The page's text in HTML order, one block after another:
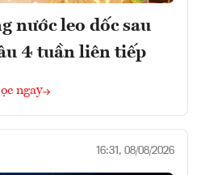
nước leo dốc sau
4 tuần liên tiếp
ngay
16:31, 08/08/2026